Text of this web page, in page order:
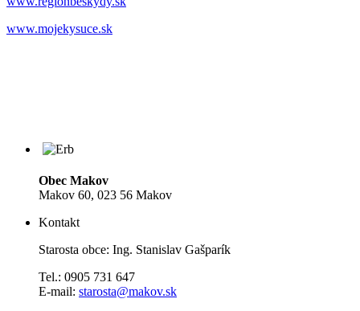
www.mojekysuce.sk
Obec Makov
Makov 60, 023 56 Makov
Kontakt
Starosta obce: Ing. Stanislav Gašparík
Tel.: 0905 731 647
E-mail: starosta@makov.sk